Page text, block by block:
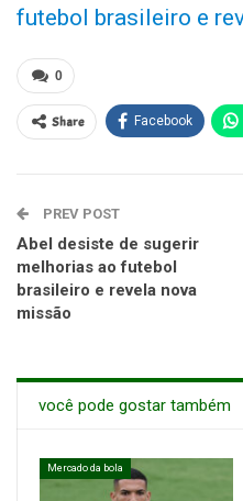
futebol brasileiro e
0
Share Facebook
PREV POST
Abel desiste de sugerir
melhorias ao futebol
brasileiro e revela nova
missão
você pode gostar também
Mercado da bola